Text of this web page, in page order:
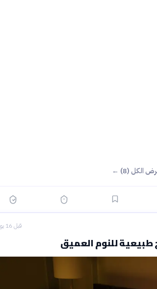
الكل (8) ←
قبل 16 يومًا